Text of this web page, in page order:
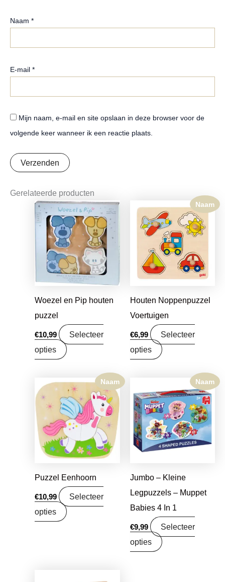
Naam *
E-mail *
Mijn naam, e-mail en site opslaan in deze browser voor de
volgende keer wanneer ik een reactie plaats.
Gerelateerde producten
Woezel en Pip houten
puzzel
€10,99
Selecteer
opties
Naam
Houten Noppenpuzzel
Voertuigen
€6,99
Selecteer
opties
Naam
Puzzel Eenhoorn
€10,99
Selecteer
opties
Naam
Jumbo – Kleine
Legpuzzels – Muppet
Babies 4 In 1
€9,99
Selecteer
opties